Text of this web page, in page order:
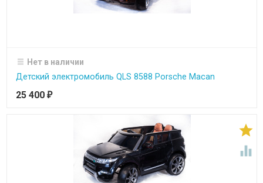
Нет в наличии
Детский электромобиль QLS 8588 Porsche Macan
25 400 ₽

